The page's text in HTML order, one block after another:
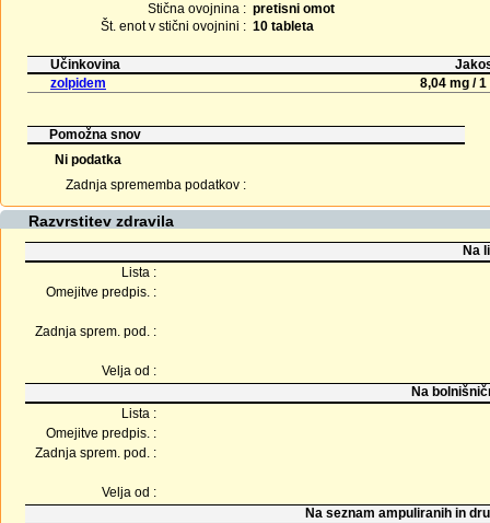
Stična ovojnina : pretisni omot
Št. enot v stični ovojnini : 10 tableta
Učinkovina
zolpidem
8,04 mg /
Pomožna snov
Ni podatka
Zadnja sprememba podatkov :
Razvrstitev zdravila
Na
Lista :
Omejitve predpis. :
Zadnja sprem. pod. :
Velja od :
Na
Lista :
Omejitve predpis. :
Zadnja sprem. pod. :
Velja od :
Na seznam ampuliranih in